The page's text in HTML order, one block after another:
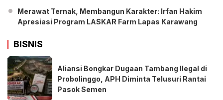
Merawat Ternak, Membangun Karakter: Irfan Hakim
Apresiasi Program LASKAR Farm Lapas Karawang
BISNIS
Aliansi Bongkar Dugaan Tambang Ilegal di
Probolinggo, APH Diminta Telusuri Rantai
Pasok Semen